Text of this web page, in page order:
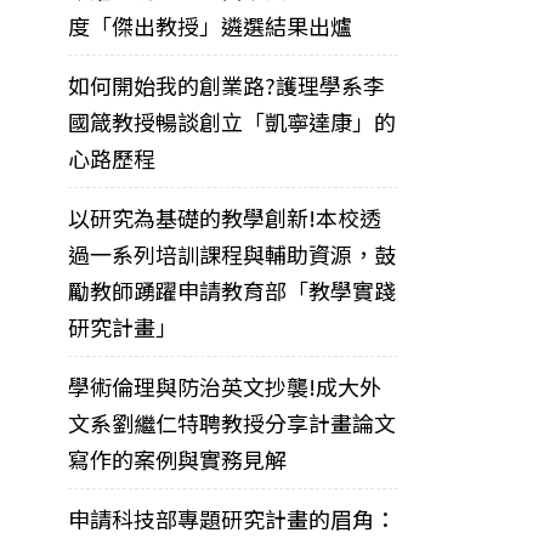
度「傑出教授」遴選結果出爐
如何開始我的創業路?護理學系李
國箴教授暢談創立「凱寧達康」的
心路歷程
以研究為基礎的教學創新!本校透
過一系列培訓課程與輔助資源，鼓
勵教師踴躍申請教育部「教學實踐
研究計畫」
學術倫理與防治英文抄襲!成大外
文系劉繼仁特聘教授分享計畫論文
寫作的案例與實務見解
申請科技部專題研究計畫的眉角：